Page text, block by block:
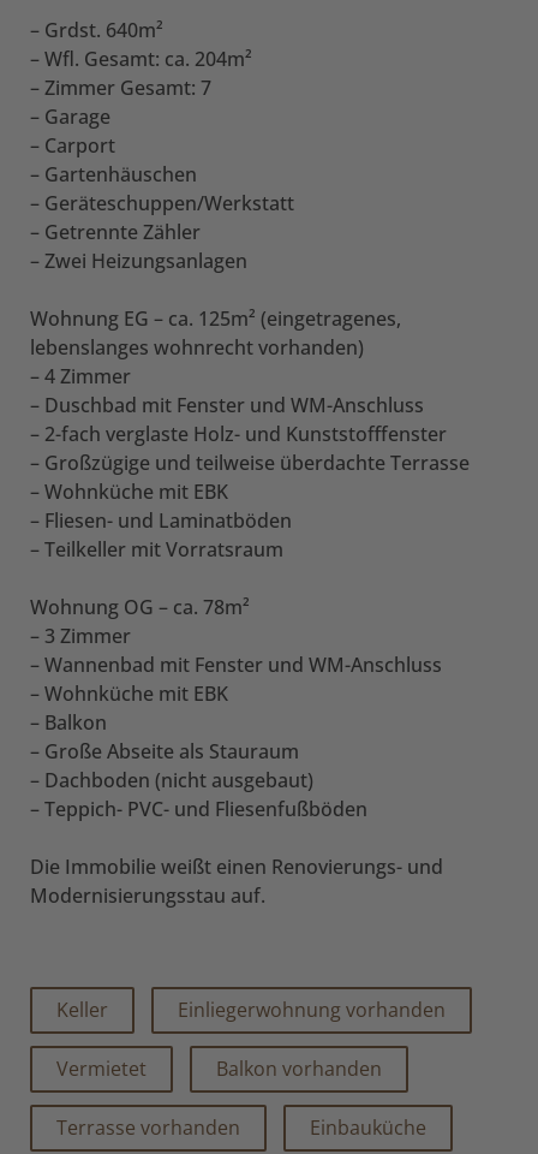
– Grdst. 640m²
– Wfl. Gesamt: ca. 204m²
– Zimmer Gesamt: 7
– Garage
– Carport
– Gartenhäuschen
– Geräteschuppen/Werkstatt
– Getrennte Zähler
– Zwei Heizungsanlagen
Wohnung EG – ca. 125m² (eingetragenes,
lebenslanges wohnrecht vorhanden)
– 4 Zimmer
– Duschbad mit Fenster und WM-Anschluss
– 2-fach verglaste Holz- und Kunststofffenster
– Großzügige und teilweise überdachte Terrasse
– Wohnküche mit EBK
– Fliesen- und Laminatböden
– Teilkeller mit Vorratsraum
Wohnung OG – ca. 78m²
– 3 Zimmer
– Wannenbad mit Fenster und WM-Anschluss
– Wohnküche mit EBK
– Balkon
– Große Abseite als Stauraum
– Dachboden (nicht ausgebaut)
– Teppich- PVC- und Fliesenfußböden
Die Immobilie weißt einen Renovierungs- und
Modernisierungsstau auf.
Keller Einliegerwohnung vorhanden
Vermietet Balkon vorhanden
Terrasse vorhanden Einbauküche